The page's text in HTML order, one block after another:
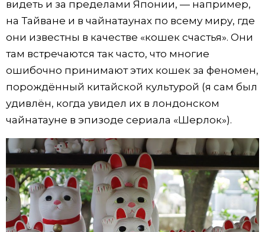
видеть и за пределами Японии, — например,
на Тайване и в чайнатаунах по всему миру, где
они известны в качестве «кошек счастья». Они
там встречаются так часто, что многие
ошибочно принимают этих кошек за феномен,
порождённый китайской культурой (я сам был
удивлён, когда увидел их в лондонском
чайнатауне в эпизоде сериала «Шерлок»).